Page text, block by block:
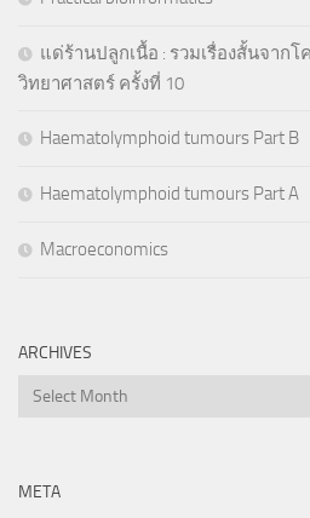
แด่ร้านปลูกเนื้อ : รวมเรื่องสั้นจาก
วิทยาศาสตร์ ครั้งที่ 10
Haematolymphoid tumours Part B
Haematolymphoid tumours Part A
Macroeconomics
ARCHIVES
Archives
META